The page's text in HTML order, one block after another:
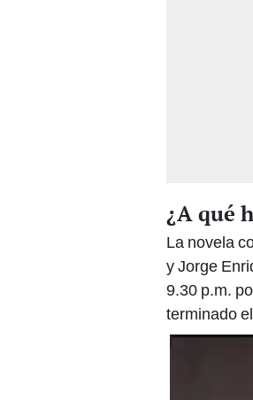
¿A qué
La novela
y Jorge
9.30 p.m.
terminado